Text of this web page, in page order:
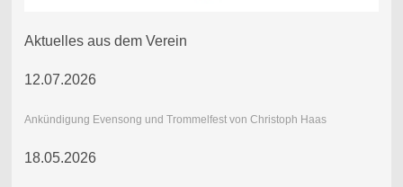
Aktuelles aus dem Verein
12.07.2026
Ankündigung Evensong und Trommelfest von Christoph Haas
18.05.2026